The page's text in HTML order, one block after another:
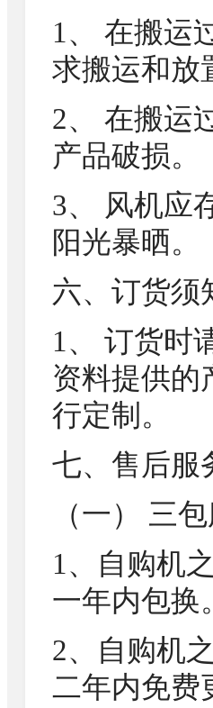
1、 在搬运
求搬运和放
2、 在搬运
产品破损。
3、 风机应
阳光暴晒。
六、订货须
1、 订货时
资料提供的
行定制。
七、售后服
（一） 三
1、自购机
一年内包换。
2、自购机
二年内免费